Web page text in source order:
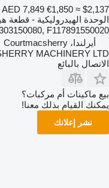
AED 7,849 €1,850 ≈ $2,137
الوحدة الهيدروليكية - قطعة
F117891550020
أيرلندا، Courtmacsherry
MACHINERY LTD
الاتصال بالبائع
بيع ماكينات أم مركبات؟
يمكنك القيام بذلك معنا!
نشر إعلانك